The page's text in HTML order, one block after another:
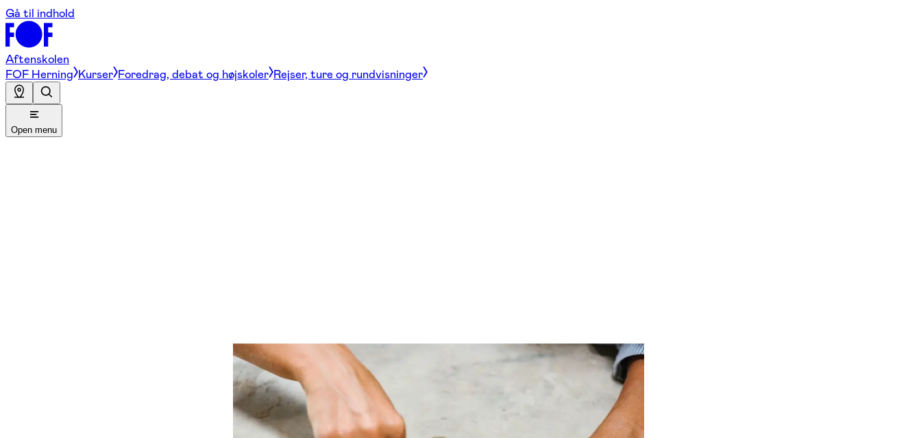
Gå til indhold
Aftenskolen
FOF Herning Kurser Foredrag, debat og højskoler Rejser, ture og rundvisninger
Open menu